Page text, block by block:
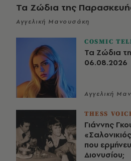
Τα Ζώδια της
Αγγελική Μανουσάκη
COSMIC
Τα Ζώδια
06.08.2026
Αγγελική
THESS
Γιάννης
που
Διονυσίου;